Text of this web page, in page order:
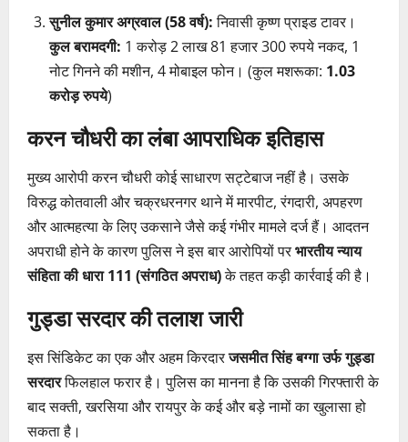
सुनील कुमार अग्रवाल (58 वर्ष):निवासी कृष्ण प्राइड टावर।
कुल बरामदगी: 1 करोड़ 2 लाख 81 हजार 300 रुपये नकद, 1
नोट गिनने की मशीन, 4 मोबाइल फोन। (कुल मशरूका: 1.03
करोड़ रुपये)
करन चौधरी का लंबा आपराधिक इतिहास
मुख्य आरोपी करन चौधरी कोई साधारण सट्टेबाज नहीं है। उसके
विरुद्ध कोतवाली और चक्रधरनगर थाने में मारपीट, रंगदारी, अपहरण
और आत्महत्या के लिए उकसाने जैसे कई गंभीर मामले दर्ज हैं। आदतन
अपराधी होने के कारण पुलिस ने इस बार आरोपियों परभारतीय न्याय
संहिता की धारा 111 (संगठित अपराध)के तहत कड़ी कार्रवाई की है।
गुड्डा सरदार की तलाश जारी
इस सिंडिकेट का एक और अहम किरदारजसमीत सिंह बग्गा उर्फ गुड्डा
सरदारफिलहाल फरार है। पुलिस का मानना है कि उसकी गिरफ्तारी के
बाद सक्ती, खरसिया और रायपुर के कई और बड़े नामों का खुलासा हो
सकता है।